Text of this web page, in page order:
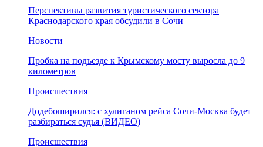
Перспективы развития туристического сектора
Краснодарского края обсудили в Сочи
Новости
Пробка на подъезде к Крымскому мосту выросла до 9
километров
Происшествия
Додебоширился: с хулиганом рейса Сочи-Москва будет
разбираться судья (ВИДЕО)
Происшествия